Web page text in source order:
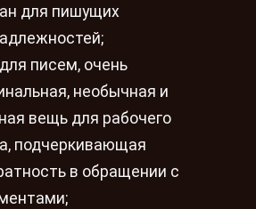
для пишущих
писем, очень
необычная и
вещь для рабочего
подчеркивающая
в обращении с